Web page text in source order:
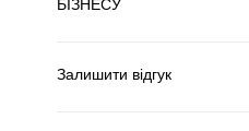
БІЗНЕСУ
Залишити відгук